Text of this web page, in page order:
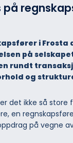
på
i Frosta
på
rundt
og
det ikke så store
en
på vegne